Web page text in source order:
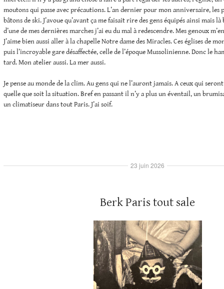
moutons qui passe avec précautions. L’an dernier pour mon anniversaire, les
bâtons de ski. J’avoue qu’avant ça me faisait rire des gens équipés ainsi mais
d’une de mes dernières marches j’ai eu du mal à redescendre. Mes genoux
J’aime bien aussi aller à la chapelle Notre dame des Miracles. Ces églises de
puis l’incroyable gare désaffectée, celle de l’époque Mussolinienne. Donc le
tard. Mon atelier aussi. La mer aussi.
Je pense au monde de la clim. Au gens qui ne l’auront jamais. A ceux qui
quelle que soit la situation. Bref en passant il n’y a plus un éventail, un
un climatiseur dans tout Paris. J’ai soif.
Berk Paris tout sale
23 juin 2026